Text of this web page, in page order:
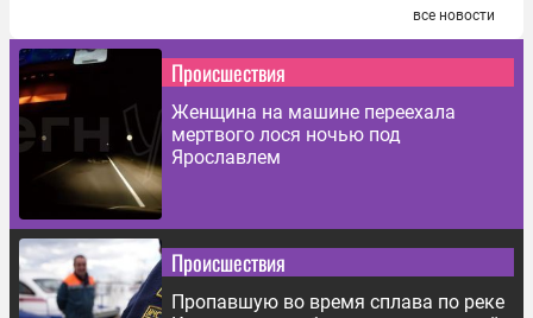
все новости
Происшествия
Женщина на машине переехала
мертвого лося ночью под
Ярославлем
Происшествия
Пропавшую во время сплава по реке